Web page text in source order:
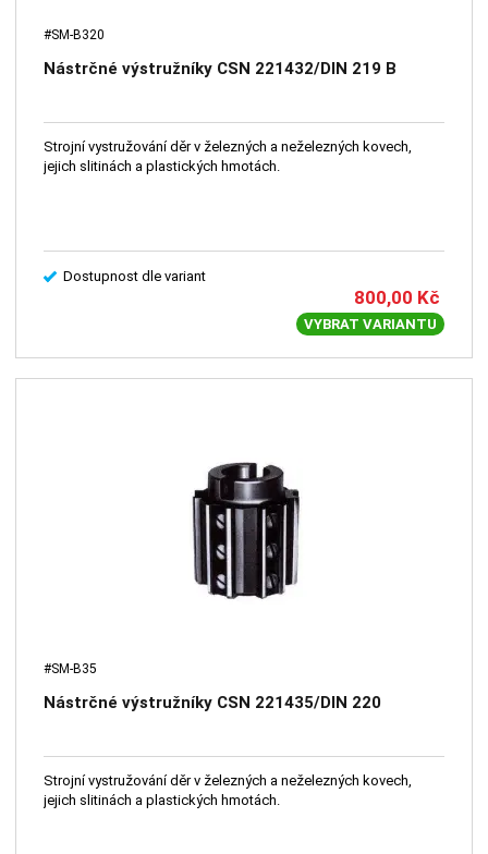
#SM-B320
Nástrčné výstružníky CSN 221432/DIN 219 B
Strojní vystružování děr v železných a neželezných kovech,
jejich slitinách a plastických hmotách.
Dostupnost dle variant
800,00 Kč
VYBRAT VARIANTU
#SM-B35
Nástrčné výstružníky CSN 221435/DIN 220
Strojní vystružování děr v železných a neželezných kovech,
jejich slitinách a plastických hmotách.